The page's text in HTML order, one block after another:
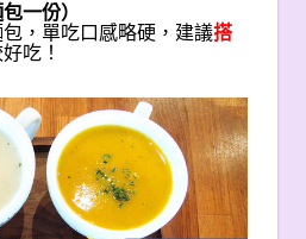
一份）
，單吃口感略硬，建議搭
吃！